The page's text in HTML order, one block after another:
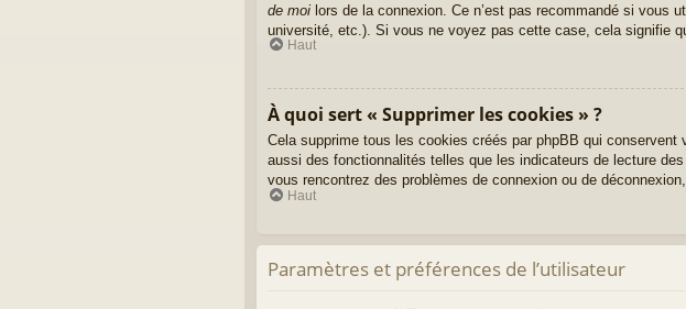
de moi lors de la connexion. Ce n’est pas recommandé si vous
université, etc.). Si vous ne voyez pas cette case, cela signifie
Haut
À quoi sert « Supprimer les cookies » ?
Cela supprime tous les cookies créés par phpBB qui
aussi des fonctionnalités telles que les indicateurs de lecture
vous rencontrez des problèmes de connexion ou de
Haut
Paramètres et préférences de l’utilisateur